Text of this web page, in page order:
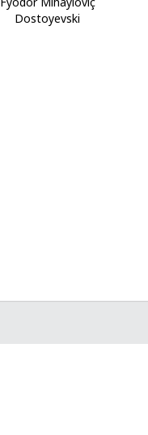
Dostoyevski